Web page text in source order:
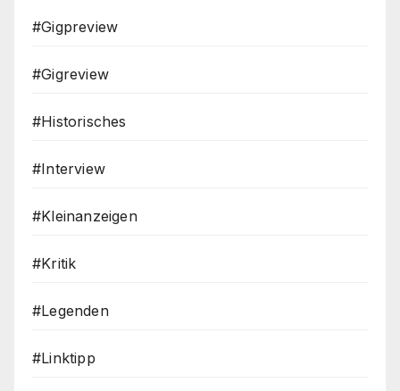
#Gigpreview
#Gigreview
#Historisches
#Interview
#Kleinanzeigen
#Kritik
#Legenden
#Linktipp